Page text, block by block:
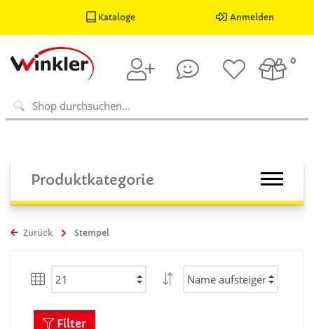
Kataloge Anmelden
0
Produktkategorie
Zurück Stempel
Filter